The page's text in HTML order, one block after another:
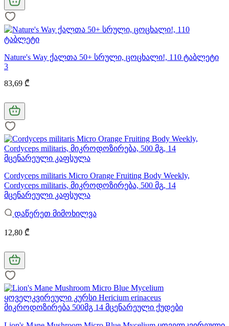
Nature's Way ქალთა 50+ სრული, ცოცხალი!, 110 ტაბლეტი
3
83,69 ₾
Cordyceps militaris Micro Orange Fruiting Body Weekly,
Cordyceps militaris, მიკროდოზირება, 500 მგ, 14
მცენარეული კაფსულა
დაწერეთ მიმოხილვა
12,80 ₾